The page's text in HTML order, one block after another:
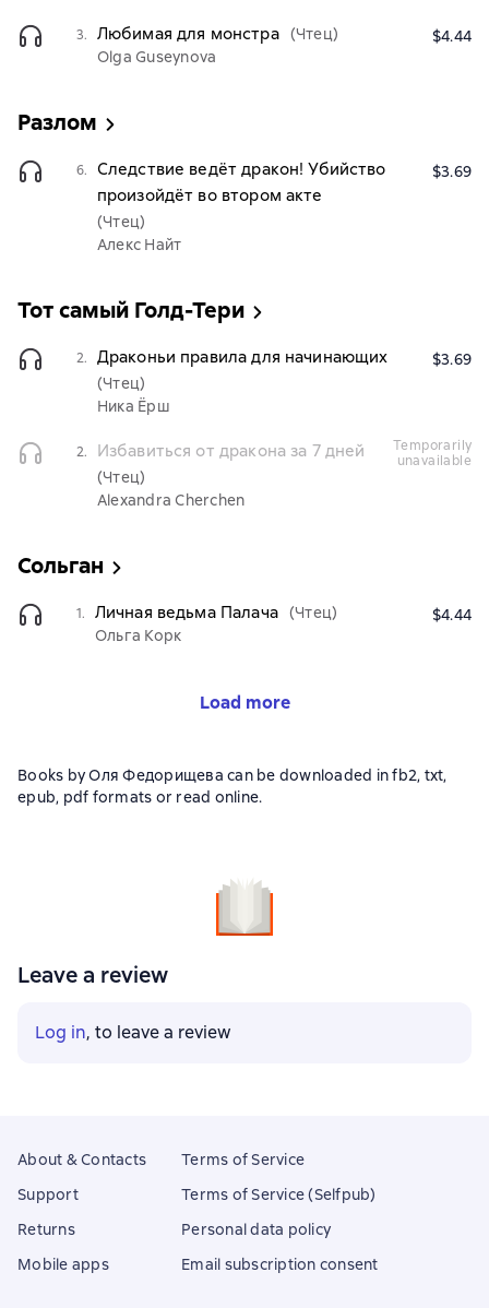
3. Любимая для монстра (Чтец)
Olga Guseynova
$4.44
Разлом
6.
Следствие ведёт дракон! Убийство
произойдёт во втором акте
(Чтец)
Алекс Найт
$3.69
Тот самый Голд-Тери
2. Драконьи правила для начинающих
(Чтец)
Ника Ёрш
$3.69
2. Избавиться от дракона за 7 дней
(Чтец)
Alexandra Cherchen
temporarily
unavailable
Сольган
1. Личная ведьма Палача (Чтец)
Ольга Корк
$4.44
Load more
Books by Оля Федорищева can be downloaded in fb2, txt,
epub, pdf formats or read online.
Leave a review
Log in, to leave a review
About & Contacts
Support
Returns
Mobile apps
Terms of Service
Terms of Service (Selfpub)
Personal data policy
Email subscription consent